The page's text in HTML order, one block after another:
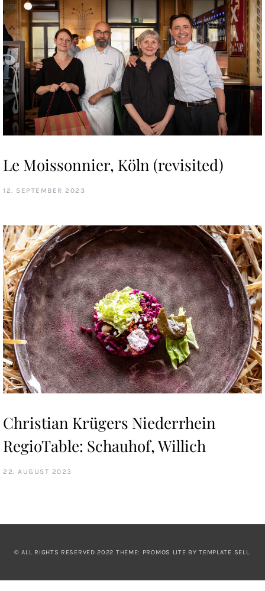
Le Moissonnier, Köln (revisited)
12. SEPTEMBER 2023
Christian Krügers Niederrhein
RegioTable: Schauhof, Willich
22. AUGUST 2023
© ALL RIGHTS RESERVED 2022 THEME: PROMOS LITE BYTEMPLATE SELL.